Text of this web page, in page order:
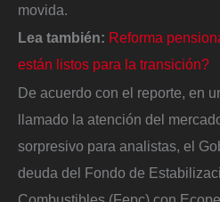
movida.
Lea también: Reforma
están listos para la transición?
De acuerdo con el reporte, en
llamado la atención del
sorpresivo para analistas, el
deuda del Fondo de